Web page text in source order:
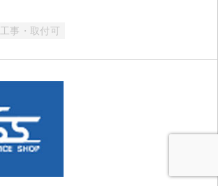
工事・取付可